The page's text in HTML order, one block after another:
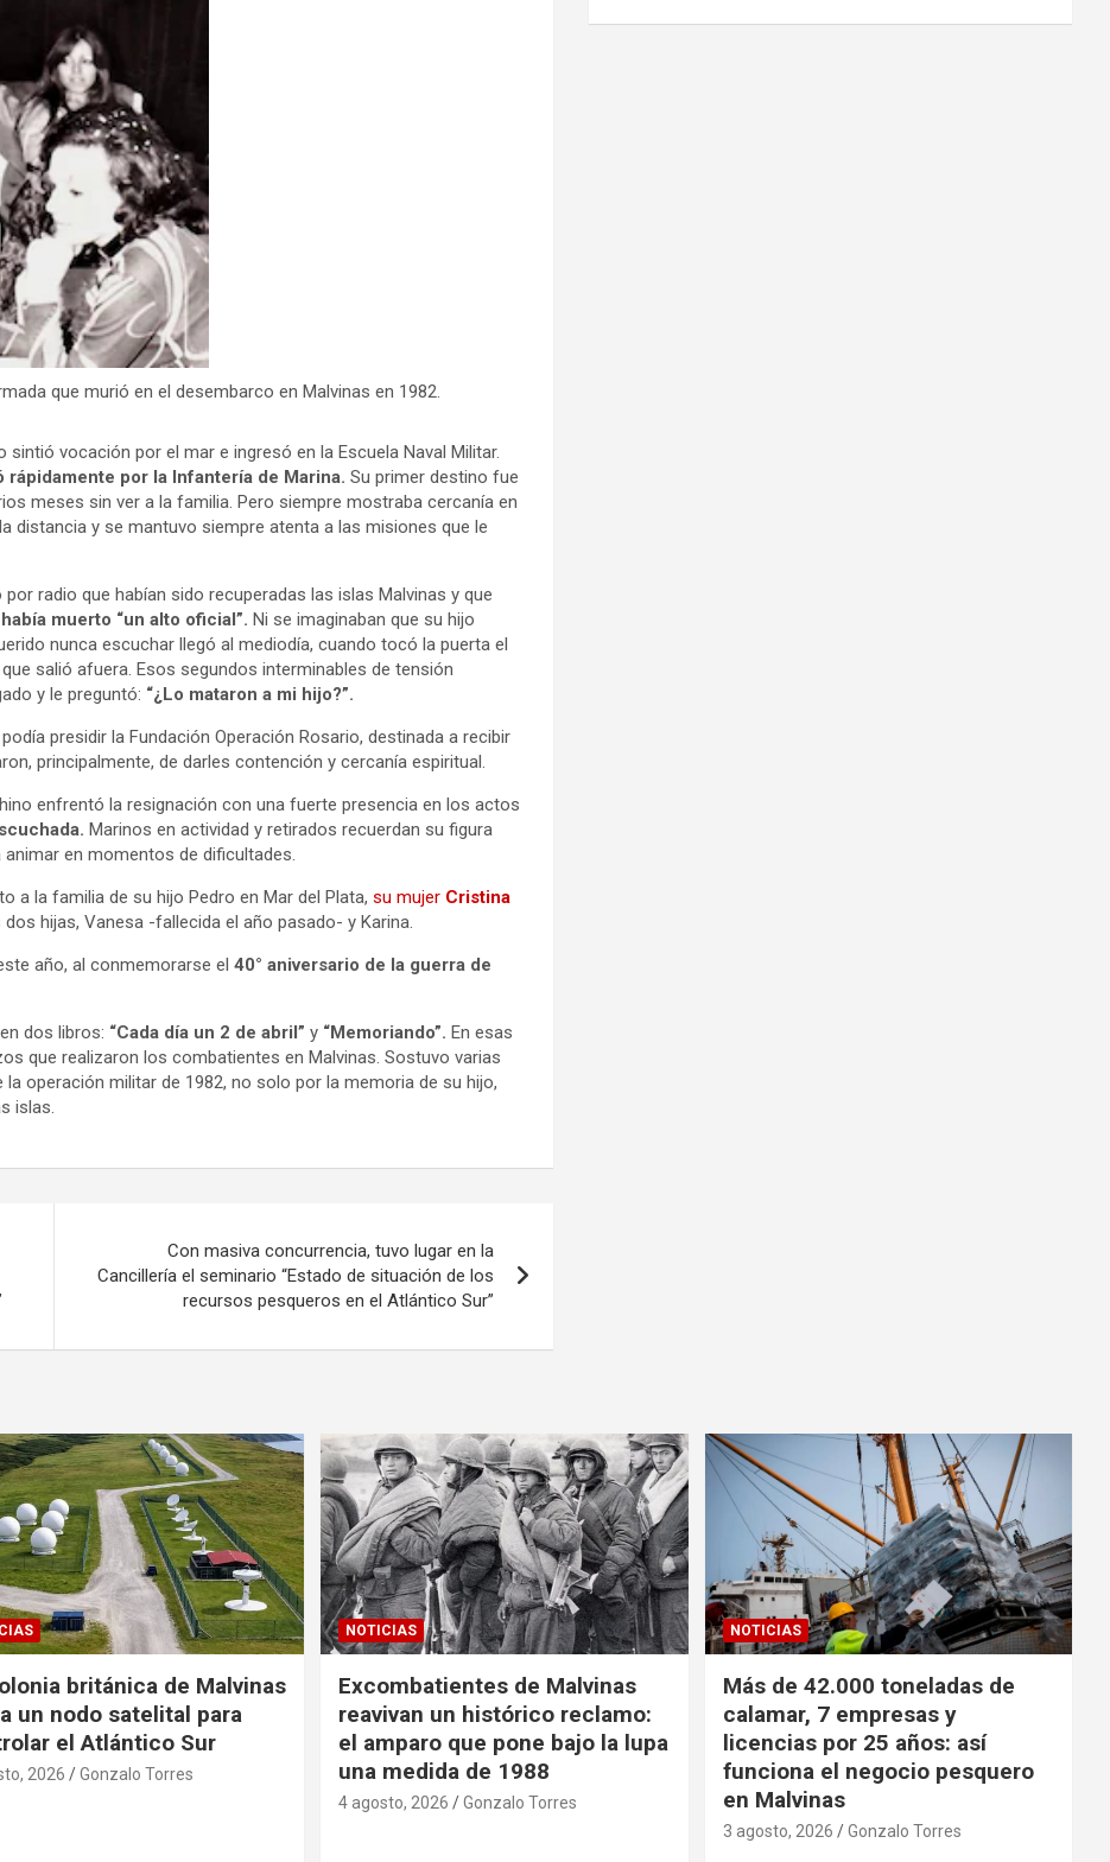
que murió en el desembarco en Malvinas en 1982.
vocación por el mar e ingresó en la Escuela Naval Militar.
rápidamente por la Infantería de Marina. Su primer destino fue
meses sin ver a la familia. Pero siempre mostraba cercanía en
distancia y se mantuvo siempre atenta a las misiones que le
radio que habían sido recuperadas las islas Malvinas y que
había muerto “un alto oficial”. Ni se imaginaban que su hijo
nunca escuchar llegó al mediodía, cuando tocó la puerta el
salió afuera. Esos segundos interminables de tensión
y le preguntó: “¿Lo mataron a mi hijo?”.
presidir la Fundación Operación Rosario, destinada a recibir
principalmente, de darles contención y cercanía espiritual.
enfrentó la resignación con una fuerte presencia en los actos
Marinos en actividad y retirados recuerdan su figura
en momentos de dificultades.
a la familia de su hijo Pedro en Mar del Plata, su mujer Cristina
hijas, Vanesa -fallecida el año pasado- y Karina.
año, al conmemorarse el 40° aniversario de la guerra de
dos libros: “Cada día un 2 de abril” y “Memoriando”. En esas
que realizaron los combatientes en Malvinas. Sostuvo varias
operación militar de 1982, no solo por la memoria de su hijo,
islas.
Con masiva concurrencia, tuvo lugar en la
Cancillería el seminario “Estado de situación de los
recursos pesqueros en el Atlántico Sur”
británica de Malvinas
un nodo satelital para
el Atlántico Sur
2026 Gonzalo Torres
NOTICIAS
Excombatientes de Malvinas
reavivan un histórico reclamo:
el amparo que pone bajo la lupa
una medida de 1988
4 agosto, 2026 Gonzalo Torres
NOTICIAS
Más de 42.000 toneladas de
calamar, 7 empresas y
licencias por 25 años: así
funciona el negocio pesquero
en Malvinas
3 agosto, 2026 Gonzalo Torres